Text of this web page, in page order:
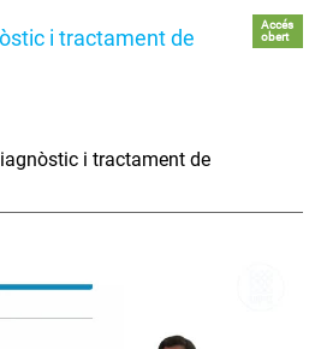
i tractament de
Accés
obert
i tractament de